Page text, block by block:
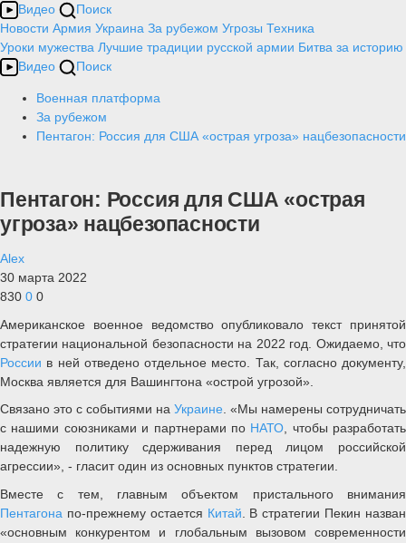
Видео
Поиск
Новости Армия Украина За рубежом Угрозы Техника
Уроки мужества Лучшие традиции русской армии Битва за историю
Видео
Поиск
Военная платформа
За рубежом
Пентагон: Россия для США «острая угроза» нацбезопасности
Пентагон: Россия для США «острая
угроза» нацбезопасности
Alex
30 марта 2022
830 0 0
Американское военное ведомство опубликовало текст принятой
стратегии национальной безопасности на 2022 год. Ожидаемо, что
России в ней отведено отдельное место. Так, согласно документу,
Москва является для Вашингтона «острой угрозой».
Связано это с событиями на Украине. «Мы намерены сотрудничать
с нашими союзниками и партнерами по НАТО, чтобы разработать
надежную политику сдерживания перед лицом российской
агрессии», - гласит один из основных пунктов стратегии.
Вместе с тем, главным объектом пристального внимания
Пентагона по-прежнему остается Китай . В стратегии Пекин назван
«основным конкурентом и глобальным вызовом современности